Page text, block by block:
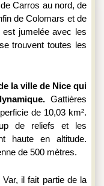
Carros au nord, de
de Colomars et de
est jumelée avec les
trouvent toutes les
la ville de Nice qui
Gattières
de 10,03 km².
de reliefs et les
haute en altitude.
de 500 mètres.
il fait partie de la